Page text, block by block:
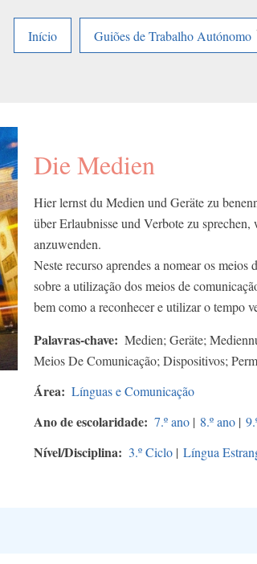
Início
Guiões de Trabalho Autónomo
Die Medien
Hier lernst du Medien und Geräte zu
über Erlaubnisse und Verbote zu
anzuwenden.
Neste recurso aprendes a nomear os
sobre a utilização dos meios de
bem como a reconhecer e utilizar o tempo
Palavras-chave
Medien; Geräte;
Meios De Comunicação; Dispositivos;
Área Línguas e Comunicação
Ano de escolaridade 7.º ano | 8.º ano |
Nível/Disciplina 3.º Ciclo | Língua